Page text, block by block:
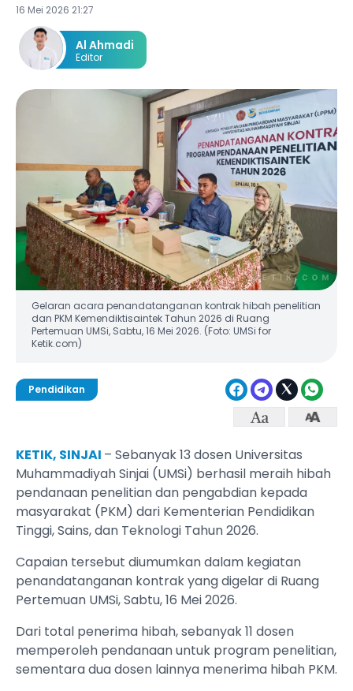
16 Mei 2026 21:27
Al Ahmadi
Editor
Gelaran acara penandatanganan kontrak hibah penelitian
dan PKM Kemendiktisaintek Tahun 2026 di Ruang
Pertemuan UMSi, Sabtu, 16 Mei 2026. (Foto: UMSi for
Ketik.com)
Pendidikan
KETIK, SINJAI – Sebanyak 13 dosen Universitas
Muhammadiyah Sinjai (UMSi) berhasil meraih hibah
pendanaan penelitian dan pengabdian kepada
masyarakat (PKM) dari Kementerian Pendidikan
Tinggi, Sains, dan Teknologi Tahun 2026.
Capaian tersebut diumumkan dalam kegiatan
penandatanganan kontrak yang digelar di Ruang
Pertemuan UMSi, Sabtu, 16 Mei 2026.
Dari total penerima hibah, sebanyak 11 dosen
memperoleh pendanaan untuk program penelitian,
sementara dua dosen lainnya menerima hibah PKM.